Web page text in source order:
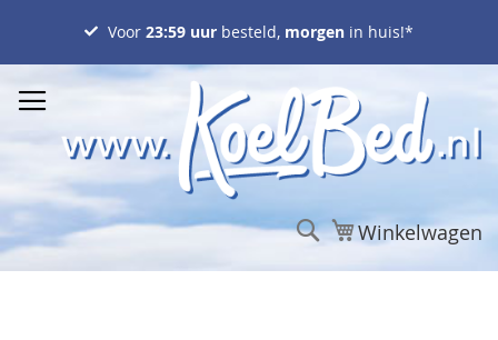
Voor 23:59 uur besteld, morgen in huis!*
Winkelwagen
Zoek